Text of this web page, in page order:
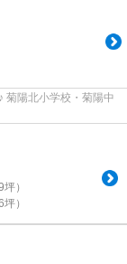
菊陽北小学校・菊陽中
）
）